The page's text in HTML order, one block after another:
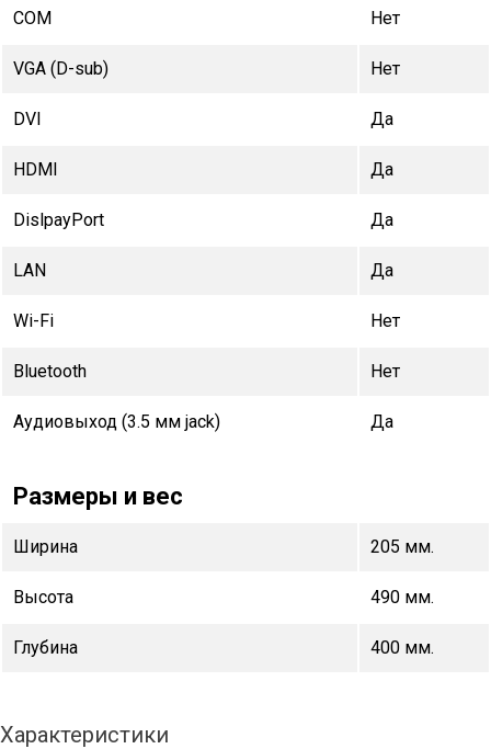
COM Нет
VGA (D-sub) Нет
DVI Да
HDMI Да
DislpayPort Да
LAN Да
Wi-Fi Нет
Bluetooth Нет
Аудиовыход (3.5 мм jack) Да
Размеры и вес
Ширина 205 мм.
Высота 490 мм.
Глубина 400 мм.
Характеристики